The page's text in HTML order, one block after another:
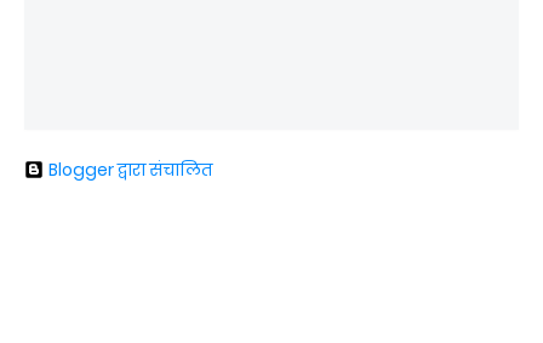
Blogger द्वारा संचालित